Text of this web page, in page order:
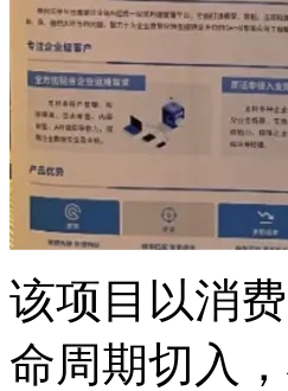
该项目以消费
命周期切入